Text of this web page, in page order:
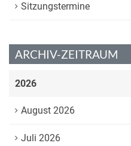
Sitzungstermine
ARCHIV-ZEITRAUM
2026
August 2026
Juli 2026